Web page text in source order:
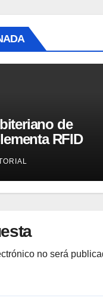
de
RFID
de
no será